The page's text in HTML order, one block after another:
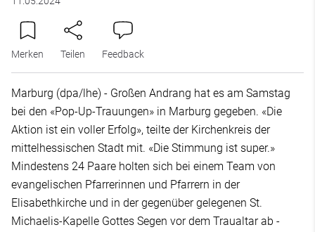
Merken Teilen Feedback
Marburg (dpa/lhe) - Großen Andrang hat es am Samstag
bei den «Pop-Up-Trauungen» in Marburg gegeben. «Die
Aktion ist ein voller Erfolg», teilte der Kirchenkreis der
mittelhessischen Stadt mit. «Die Stimmung ist super.»
Mindestens 24 Paare holten sich bei einem Team von
evangelischen Pfarrerinnen und Pfarrern in der
Elisabethkirche und in der gegenüber gelegenen St.
Michaelis-Kapelle Gottes Segen vor dem Traualtar ab -